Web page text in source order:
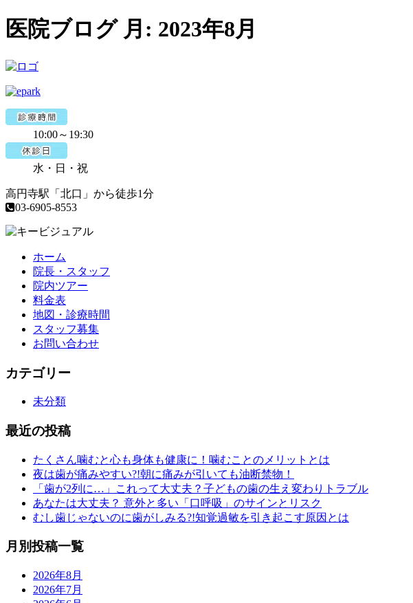
医院ブログ 月: 2023年8月
10:00～19:30
水・日・祝
高円寺駅「北口」から徒歩1分
03-6905-8553
ホーム
院長・スタッフ
院内ツアー
料金表
地図・診療時間
スタッフ募集
お問い合わせ
カテゴリー
未分類
最近の投稿
たくさん噛むと心も身体も健康に！噛むことのメリットとは
夜は歯が痛みやすい?!朝に痛みが引いても油断禁物！
「歯が2列に…」これって大丈夫？子どもの歯の生え変わりトラブル
あなたは大丈夫？ 意外と多い「口呼吸」のサインとリスク
むし歯じゃないのに歯がしみる?!知覚過敏を引き起こす原因とは
月別投稿一覧
2026年8月
2026年7月